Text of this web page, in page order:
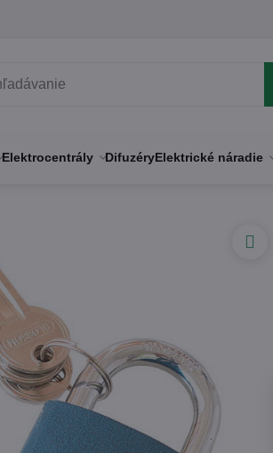
Elektrocentrály DifuzéryElektrické náradie